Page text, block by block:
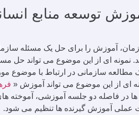
توسعه منابع
آموزش را برای حل یک مسئله
نمونه ای از این موضوع می تواند حل
مطالعه سازمانی در ارتباط با
ای از این موضوع می تواند آموزش «
در فاصله دو جلسه آموزشی، آموخته
عملی آموزش گیرنده ها تنظیم می شود.